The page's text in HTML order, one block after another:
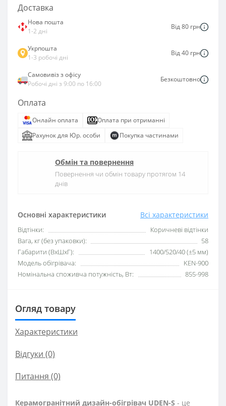
Основні характеристики Всі характеристики
Відтінки:
Коричневі відтінки
Вага, кг (без упаковки):
58
Габарити (ВхШхГ):
1400/520/40 (±5 мм)
Модель обігрівача:
KEN-900
Номінальна споживча потужність, Вт:
855-998
Доставка
Нова пошта
1-2 дні
Від 80 грн
Укрпошта
1-3 робочі дні
Від 40 грн
Самовивіз з офісу
Робочі дні з 9:00 по 16:00
Безкоштовно
Оплата
Онлайн оплата
Оплата при отриманні
Рахунок для Юр. особи
Покупка частинами
Обмін та повернення
Повернення чи обмін товару протягом 14
днів
Огляд товару
Характеристики
Відгуки (0)
Питання (0)
Керамогранітний дизайн-обігрівач UDEN-S - це